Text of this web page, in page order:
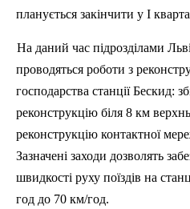
планується закінчити у І
На даний час підрозділами
проводяться роботи з
господарства станції Бескид:
реконструкцію біля 8 км
реконструкцію контактної
Зазначені заходи дозволять
швидкості руху поїздів на
год до 70 км/год.